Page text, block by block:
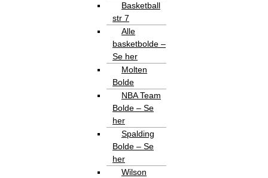
Basketball
str 7
Alle
basketbolde –
Se her
Molten
Bolde
NBA Team
Bolde – Se
her
Spalding
Bolde – Se
her
Wilson